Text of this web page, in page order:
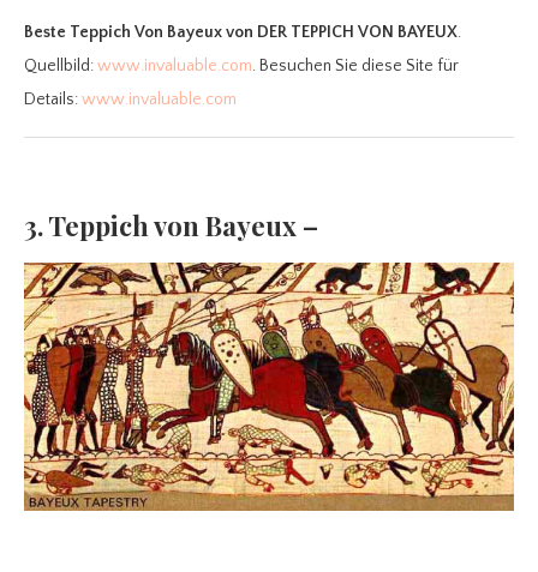
Beste Teppich Von Bayeuxvon DER TEPPICH VON BAYEUX.
Quellbild:www.invaluable.com. Besuchen Sie diese Site für
Details:www.invaluable.com
3. Teppich von Bayeux –